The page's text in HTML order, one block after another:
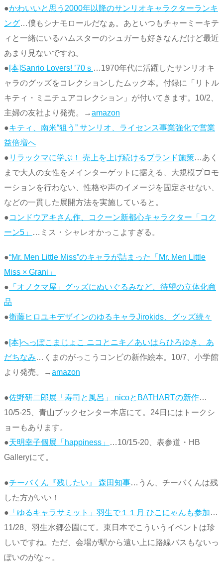
●かわいいと思う2000年以降のサンリオキャラクターランキ
ング…僕もシナモロールだなぁ。あといつもチャーミーキテ
ィと一緒にいるハムスターのシュガーも好きなんだけど最近
あまり見ないですね。
●[本]Sanrio Lovers! ’70ｓ …1970年代に活躍したサンリオキ
ャラのグッズをコレクションしたムック本。付録に「リトル
キティ・ミニチュアコレクション」が付いてきます。10/2、
主婦の友社より発売。→amazon
●キティ、南米“狙う” サンリオ、ライセンス事業強化で営業
益倍増へ
● リラックマに学ぶ！ 売上を上げ続けるブランド施策…あく
まで大人の女性をメインターゲットに据える、大規模プロモ
ーションを行わない、性格や声のイメージを固定させない、
などの一貫した展開方法を実施していると。
●コンドウアキさん作、コクーン新都心キャラクター「コク
ーン5」
…ミス・シャレオかっこよすぎる。
●“Mr. Men Little Miss”のキャラが詰まった「Mr. Men Little
Miss × Grani」
● 「オノクマ屋」グッズにぬいぐるみなど、待望の立体化商
品
●衛藤ヒロユキデザインのゆるキャラJirokids、グッズ続々
●[本]へっぽこまじょこ ニコとニキ／あいはらひろゆき、あ
だちなみ…くまのがっこうコンビの新作絵本。10/7、小学館
より発売。→amazon
●佐野研二郎展「寿司と風呂」 nicoとBATHARTの新作…
10/5-25、青山ブックセンター本店にて。24日にはトークシ
ョーもあります。
●天明幸子個展「happiness」
…10/15-20、表参道・HB
Galleryにて。
●チーバくん『残したい』 森田知事…うん、チーバくんは残
した方がいい！
● 「ゆるキャラサミット」羽生で１１月 ひこにゃんも参加…
11/28、羽生水郷公園にて。東日本でこういうイベントは珍
しいですね。ただ、会場が駅から遠い上に路線バスもないっ
ぽいのがな～。